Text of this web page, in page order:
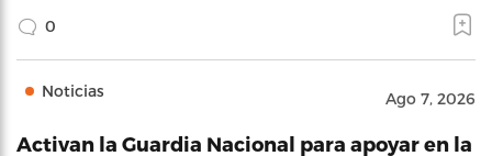
0
Noticias Ago 7, 2026
Activan la Guardia Nacional para apoyar en la